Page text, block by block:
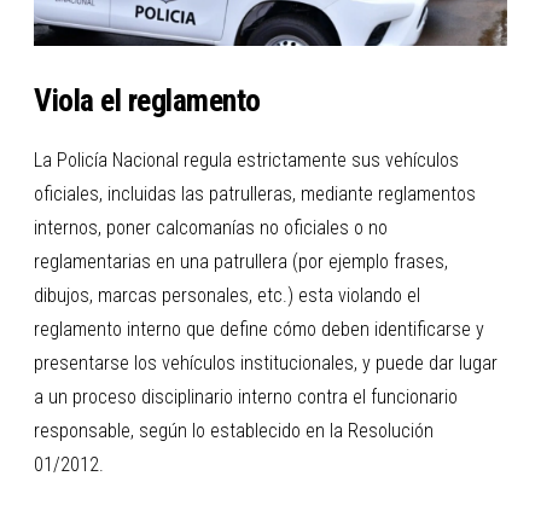
Viola el reglamento
La Policía Nacional regula estrictamente sus vehículos
oficiales, incluidas las patrulleras, mediante reglamentos
internos, poner calcomanías no oficiales o no
reglamentarias en una patrullera (por ejemplo frases,
dibujos, marcas personales, etc.) esta violando el
reglamento interno que define cómo deben identificarse y
presentarse los vehículos institucionales, y puede dar lugar
a un proceso disciplinario interno contra el funcionario
responsable, según lo establecido en la Resolución
01/2012.